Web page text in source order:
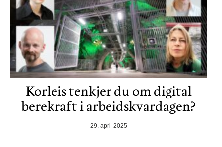
Korleis tenkjer du om digital
berekraft i arbeidskvardagen?
29. april 2025